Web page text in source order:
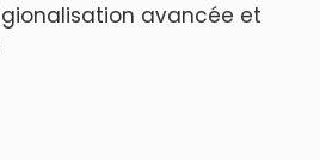
avancée et